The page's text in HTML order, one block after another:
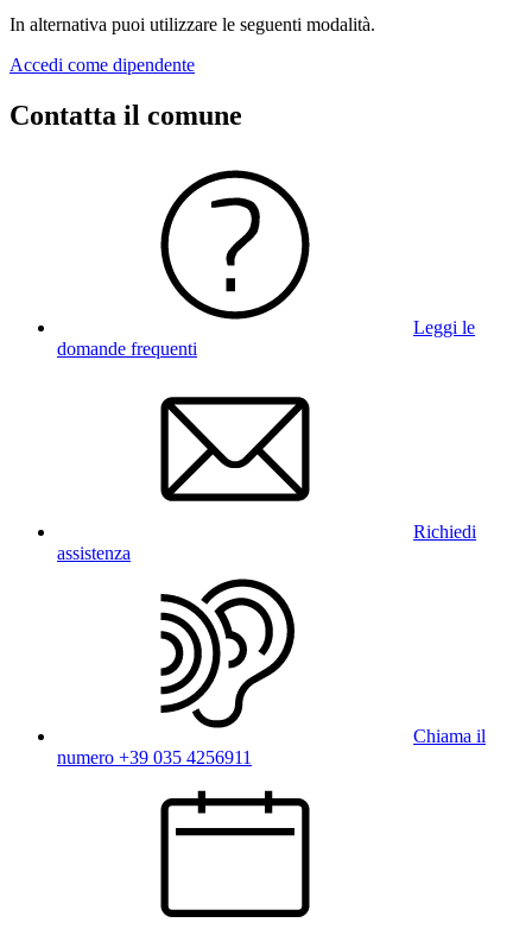
In alternativa puoi utilizzare le seguenti modalità.
Accedi come dipendente
Contatta il comune
Leggi le
domande frequenti
Richiedi
assistenza
Chiama il
numero +39 035 4256911